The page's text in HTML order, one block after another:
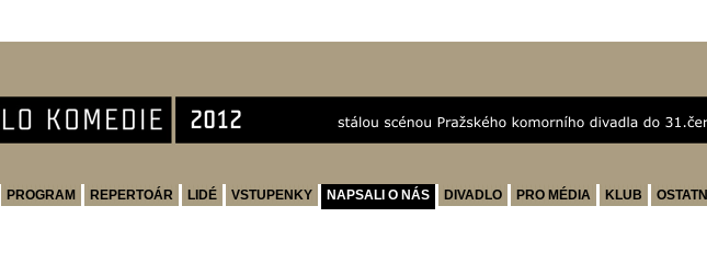
PROGRAM REPERTOÁR LIDÉ VSTUPENKY NAPSALI O NÁS DIVADLO PRO MÉDIA KLUB
OSTATNÍ